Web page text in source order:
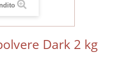
Dark 2 kg